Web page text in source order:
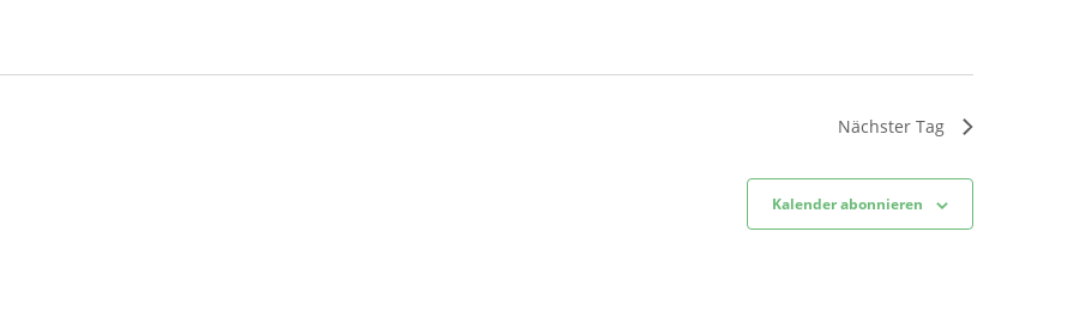
Nächster Tag
Kalender abonnieren